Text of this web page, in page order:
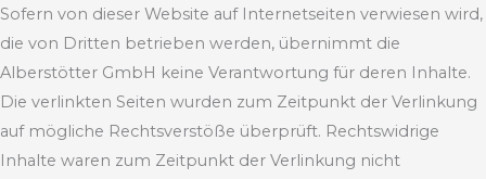
Sofern von dieser Website auf Internetseiten verwiesen wird,
die von Dritten betrieben werden, übernimmt die
Alberstötter GmbH keine Verantwortung für deren Inhalte.
Die verlinkten Seiten wurden zum Zeitpunkt der Verlinkung
auf mögliche Rechtsverstöße überprüft. Rechtswidrige
Inhalte waren zum Zeitpunkt der Verlinkung nicht